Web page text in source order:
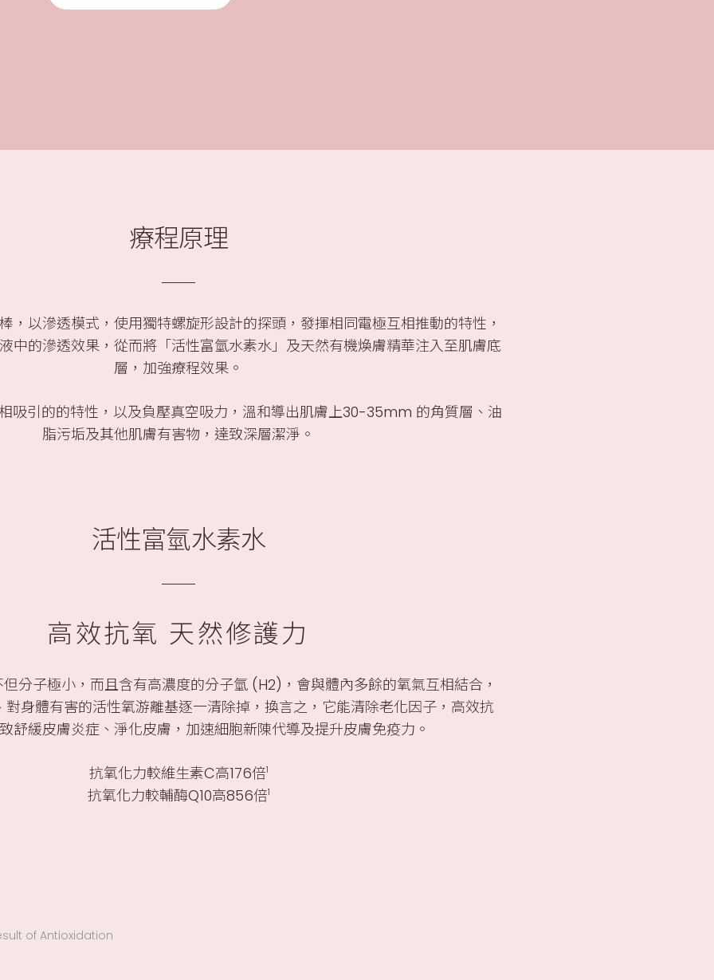
療程原理
，以滲透模式，使用獨特螺旋形設計的探頭，發揮相同電極互相推動的特性，
中的滲透效果，從而將「活性富氫水素水」及天然有機煥膚精華注入至肌膚底
層，加強療程效果。
吸引的的特性，以及負壓真空吸力，溫和導出肌膚上30-35mm 的角質層、油
脂污垢及其他肌膚有害物，達致深層潔淨。
活性富氫水素水
高效抗氧 天然修護力
分子極小，而且含有高濃度的分子氫 (H2)，會與體內多餘的氧氣互相結合，
身體有害的活性氧游離基逐一清除掉，換言之，它能清除老化因子，高效抗
舒緩皮膚炎症、淨化皮膚，加速細胞新陳代導及提升皮膚免疫力。
抗氧化力較維生素C高176倍1
抗氧化力較輔酶Q10高856倍1
of Antioxidation